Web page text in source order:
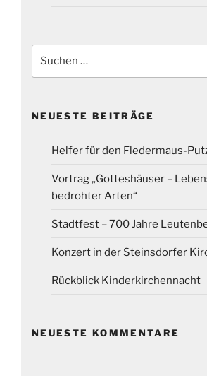
nach:
NEUESTE BEITRÄGE
Helfer für den Fledermaus-
Vortrag „Gotteshäuser –
bedrohter Arten“
Stadtfest – 700 Jahre
Konzert in der Steinsdorfer
Rückblick Kinderkirchennacht
NEUESTE KOMMENTARE